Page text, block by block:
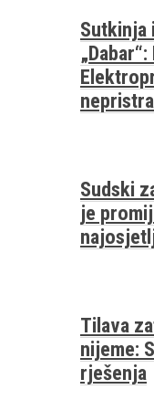
Sutkinja
Sudski
je
Tilava
nijeme:
rješenja